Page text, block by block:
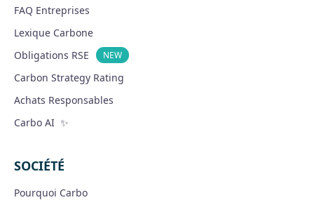
FAQ Entreprises
Lexique Carbone
Obligations RSE
NEW
Carbon Strategy Rating
Achats Responsables
Carbo AI ✨
SOCIÉTÉ
Pourquoi Carbo